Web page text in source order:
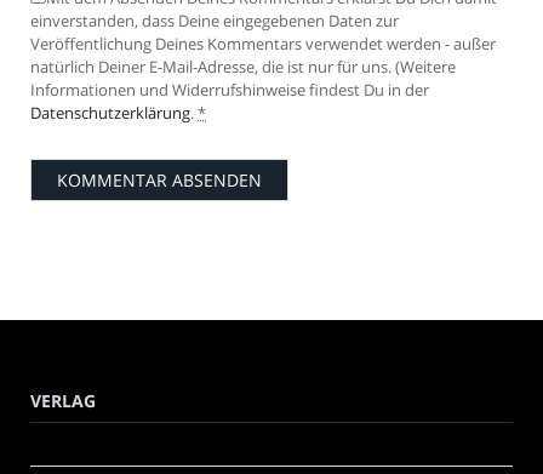
einverstanden, dass Deine eingegebenen Daten zur
Veröffentlichung Deines Kommentars verwendet werden - außer
natürlich Deiner E-Mail-Adresse, die ist nur für uns. (Weitere
Informationen und Widerrufshinweise findest Du in der
Datenschutzerklärung.*
VERLAG